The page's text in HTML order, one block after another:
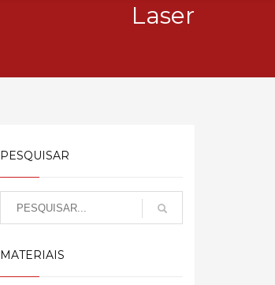
Laser
PESQUISAR
MATERIAIS